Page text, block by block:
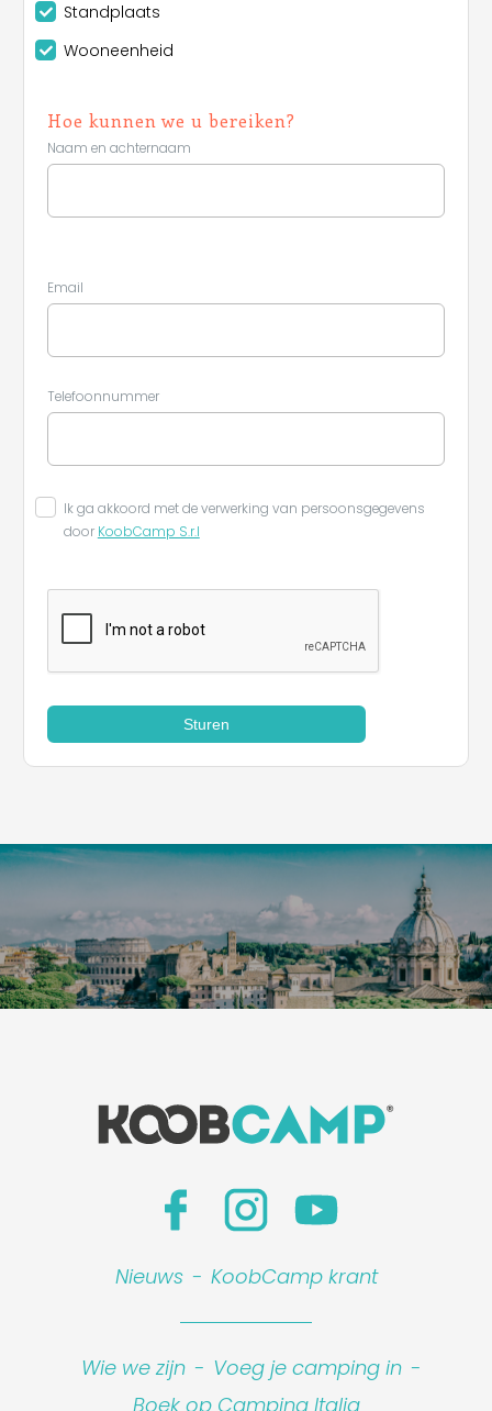
Standplaats
Wooneenheid
Hoe kunnen we u bereiken?
Naam en achternaam
Email
Telefoonnummer
Ik ga akkoord met de verwerking van persoonsgegevens
door KoobCamp S.r.l
Sturen
Nieuws - KoobCamp krant
Wie we zijn - Voeg je camping in -
Boek op Camping Italia